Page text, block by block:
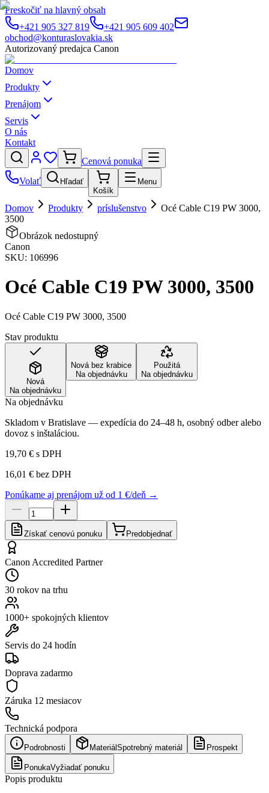
Preskočiť na hlavný obsah
+421 905 327 819
+421 905 609 402
obchod@konturaslovakia.sk
Autorizovaný predajca Canon
Domov
Produkty
Prenájom
Servis
O nás
Kontakt
Cenová ponuka
Volať
Hľadať
Košík
Menu
Domov Produkty príslušenstvo
Océ Cable C19 PW 3000,
3500
Obrázok nedostupný
Canon
SKU: 106996
Océ Cable C19 PW 3000, 3500
Océ Cable C19 PW 3000, 3500
Stav produktu
Nová
Na objednávku
Nová bez krabice
Na objednávku
Použitá
Na objednávku
Na objednávku
Skladom v Bratislave — expedícia do 24–48 h, osobný odber alebo
dovoz s inštaláciou.
19,70 € s DPH
16,01 € bez DPH
Ponúkame aj prenájom už od 1 €/deň →
Získať cenovú ponuku Predobjednať
Canon Accredited Partner
30 rokov na trhu
1000+ spokojných klientov
Servis do 24 hodín
Doprava zadarmo
Záruka 12 mesiacov
Technická podpora
Podrobnosti Materiál Spotrebný materiál Prospekt
PonukaVyžiadať ponuku
Popis produktu